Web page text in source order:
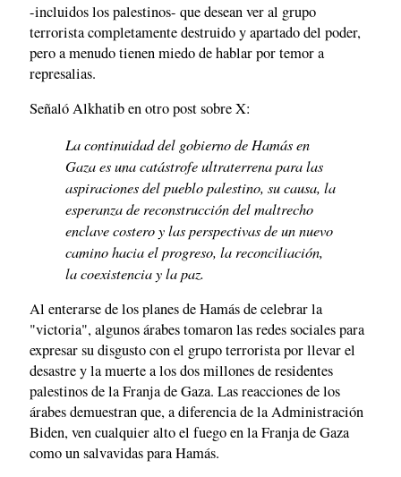
-incluidos los palestinos- que desean ver al grupo
terrorista completamente destruido y apartado del poder,
pero a menudo tienen miedo de hablar por temor a
represalias.
Señaló Alkhatib en otro post sobre X:
La continuidad del gobierno de Hamás en
Gaza es una catástrofe ultraterrena para las
aspiraciones del pueblo palestino, su causa, la
esperanza de reconstrucción del maltrecho
enclave costero y las perspectivas de un nuevo
camino hacia el progreso, la reconciliación,
la coexistencia y la paz.
Al enterarse de los planes de Hamás de celebrar la
"victoria", algunos árabes tomaron las redes sociales para
expresar su disgusto con el grupo terrorista por llevar el
desastre y la muerte a los dos millones de residentes
palestinos de la Franja de Gaza. Las reacciones de los
árabes demuestran que, a diferencia de la Administración
Biden, ven cualquier alto el fuego en la Franja de Gaza
como un salvavidas para Hamás.